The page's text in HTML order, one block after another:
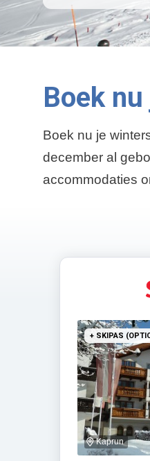
Boek
Boek nu je
december al
accommodaties
+ SKIPAS
Kaprun